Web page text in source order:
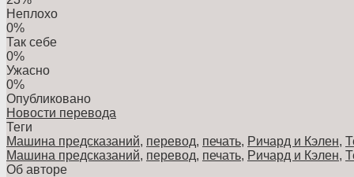
Неплохо
0%
Так себе
0%
Ужасно
0%
Опубликовано
Новости перевода
Теги
Машина предсказаний, перевод, печать, Ричард и Кэлен,
Машина предсказаний, перевод, печать, Ричард и Кэлен,
Об авторе